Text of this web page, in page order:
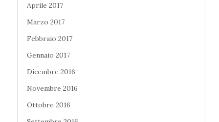
Aprile 2017
Marzo 2017
Febbraio 2017
Gennaio 2017
Dicembre 2016
Novembre 2016
Ottobre 2016